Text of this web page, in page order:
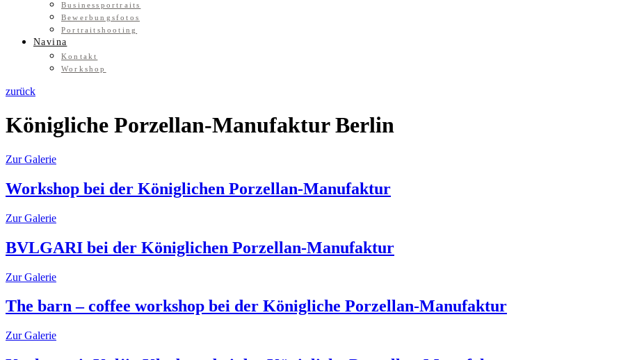
Businessportraits
Bewerbungsfotos
Portraitshooting
Navina
Kontakt
Workshop
zurück
Königliche Porzellan-Manufaktur Berlin
Zur Galerie
Workshop bei der Königlichen Porzellan-Manufaktur
Zur Galerie
BVLGARI bei der Königlichen Porzellan-Manufaktur
Zur Galerie
The barn – coffee workshop bei der Königliche Porzellan-Manufaktur
Zur Galerie